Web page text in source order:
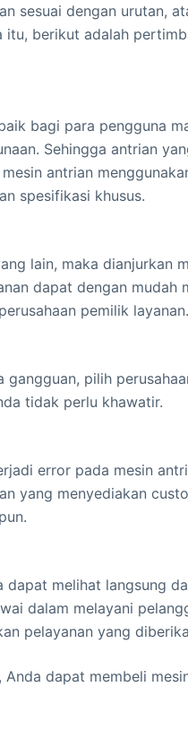
sesuai dengan urutan,
berikut adalah
bagi para pengguna
Sehingga antrian
antrian
spesifikasi khusus.
lain, maka dianjurkan
dapat dengan mudah
pemilik layanan.
pilih
tidak perlu khawatir.
error pada mesin
yang menyediakan
melihat langsung
dalam melayani
pelayanan yang
dapat membeli